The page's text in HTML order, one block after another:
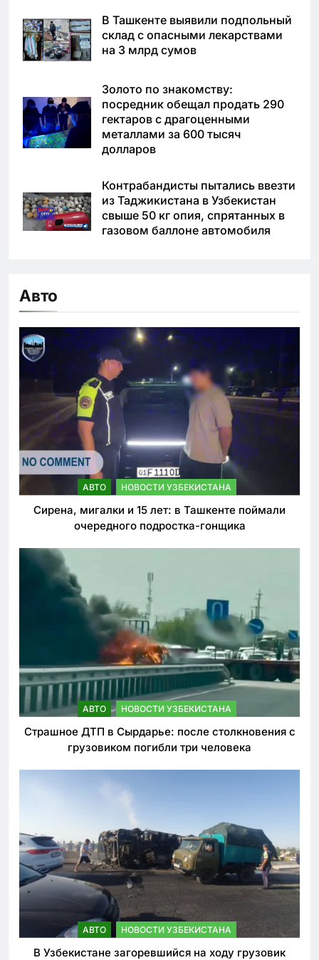
В Ташкенте выявили подпольный
склад с опасными лекарствами
на 3 млрд сумов
Золото по знакомству:
посредник обещал продать 290
гектаров с драгоценными
металлами за 600 тысяч
долларов
Контрабандисты пытались ввезти
из Таджикистана в Узбекистан
свыше 50 кг опия, спрятанных в
газовом баллоне автомобиля
Авто
АВТО НОВОСТИ УЗБЕКИСТАНА
Сирена, мигалки и 15 лет: в Ташкенте поймали
очередного подростка-гонщика
АВТО НОВОСТИ УЗБЕКИСТАНА
Страшное ДТП в Сырдарье: после столкновения с
грузовиком погибли три человека
АВТО НОВОСТИ УЗБЕКИСТАНА
В Узбекистане загоревшийся на ходу грузовик